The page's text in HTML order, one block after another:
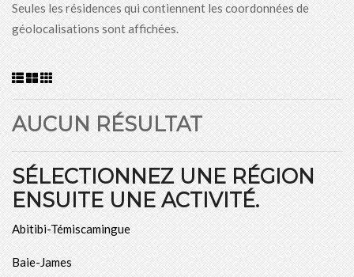
Seules les résidences qui contiennent les coordonnées de
géolocalisations sont affichées.
AUCUN RÉSULTAT
SÉLECTIONNEZ UNE RÉGION
ENSUITE UNE ACTIVITÉ.
Abitibi-Témiscamingue
Baie-James